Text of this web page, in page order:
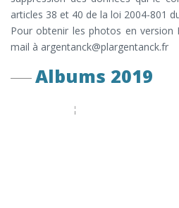
articles 38 et 40 de la loi 2004-801
Pour obtenir les photos en version
mail à argentanck@plargentanck.fr
Albums 2019